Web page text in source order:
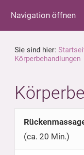
Navigation öffnen
Sie sind hier:
Körperbehandlungen
(ca. 20 Min.)